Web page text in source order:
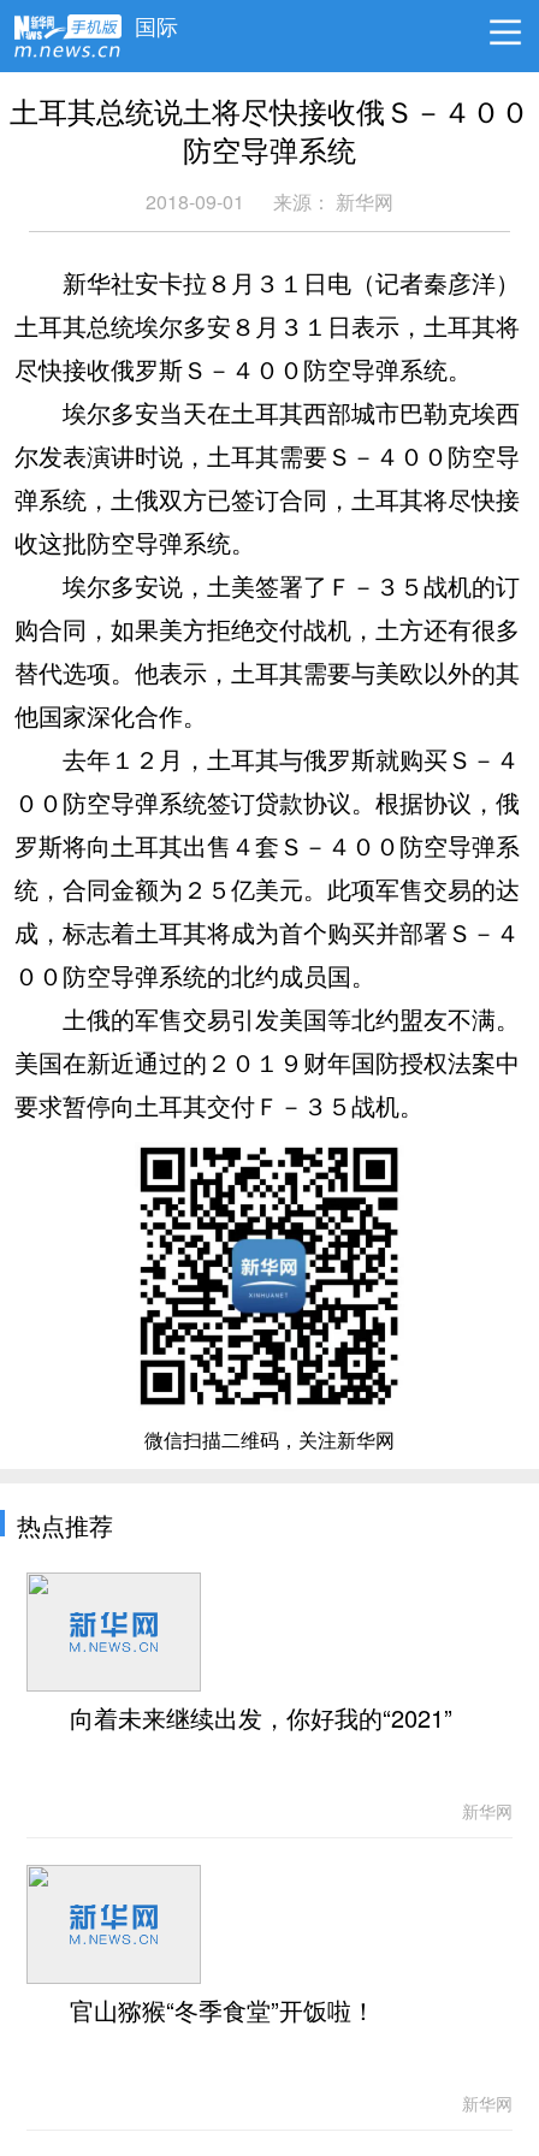
国际
土耳其总统说土将尽快接收俄Ｓ－４００
防空导弹系统
2018-09-01 来源： 新华网
新华社安卡拉８月３１日电（记者秦彦洋）
土耳其总统埃尔多安８月３１日表示，土耳其将
尽快接收俄罗斯Ｓ－４００防空导弹系统。
埃尔多安当天在土耳其西部城市巴勒克埃西
尔发表演讲时说，土耳其需要Ｓ－４００防空导
弹系统，土俄双方已签订合同，土耳其将尽快接
收这批防空导弹系统。
埃尔多安说，土美签署了Ｆ－３５战机的订
购合同，如果美方拒绝交付战机，土方还有很多
替代选项。他表示，土耳其需要与美欧以外的其
他国家深化合作。
去年１２月，土耳其与俄罗斯就购买Ｓ－４
００防空导弹系统签订贷款协议。根据协议，俄
罗斯将向土耳其出售４套Ｓ－４００防空导弹系
统，合同金额为２５亿美元。此项军售交易的达
成，标志着土耳其将成为首个购买并部署Ｓ－４
００防空导弹系统的北约成员国。
土俄的军售交易引发美国等北约盟友不满。
美国在新近通过的２０１９财年国防授权法案中
要求暂停向土耳其交付Ｆ－３５战机。
微信扫描二维码，关注新华网
热点推荐
向着未来继续出发，你好我的“2021”
新华网
官山猕猴“冬季食堂”开饭啦！
新华网